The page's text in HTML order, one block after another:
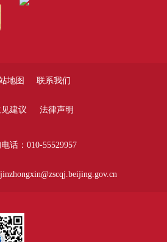
地图 联系我们
建议 法律声明
话：010-55529957